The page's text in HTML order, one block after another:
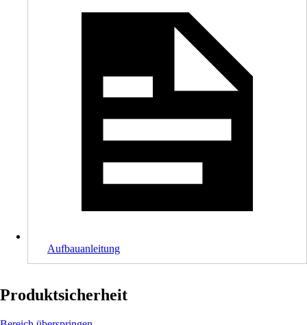
Aufbauanleitung
Produktsicherheit